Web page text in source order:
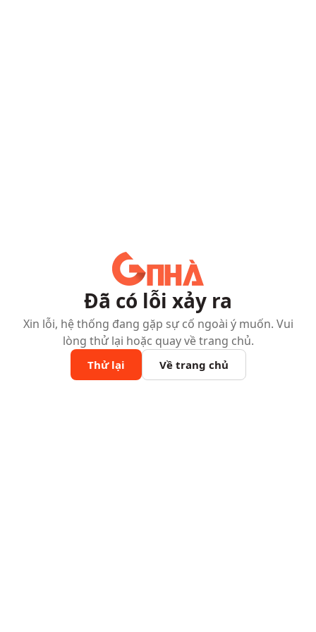
Đã có lỗi xảy ra
Xin lỗi, hệ thống đang gặp sự cố ngoài ý muốn. Vui
lòng thử lại hoặc quay về trang chủ.
Thử lại Về trang chủ